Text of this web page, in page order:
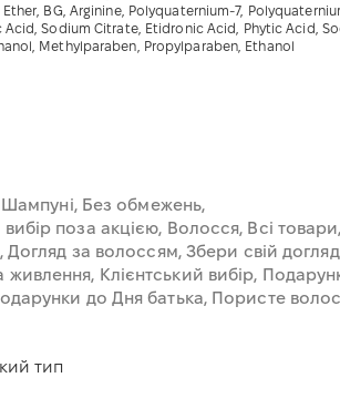
BG, Arginine, Polyquaternium-7,
Sodium Citrate, Etidronic Acid, Phytic Acid,
Methylparaben, Propylparaben, Ethanol
Шампуні Без обмежень
поза акцією Волосся Всі товари
Догляд за волоссям Збери свій догляд
живлення Клієнтський вибір
до Дня батька Пористе
тип